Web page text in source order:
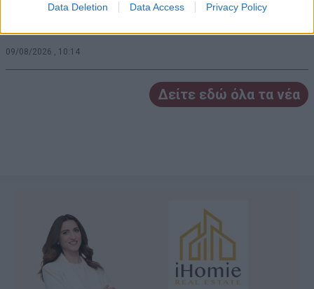
Data Deletion Data Access Privacy Policy
Εκσφενδονίστηκαν από τη μοτοσικλέτα
09/08/2026 , 10:14
Δείτε εδώ όλα τα νέα